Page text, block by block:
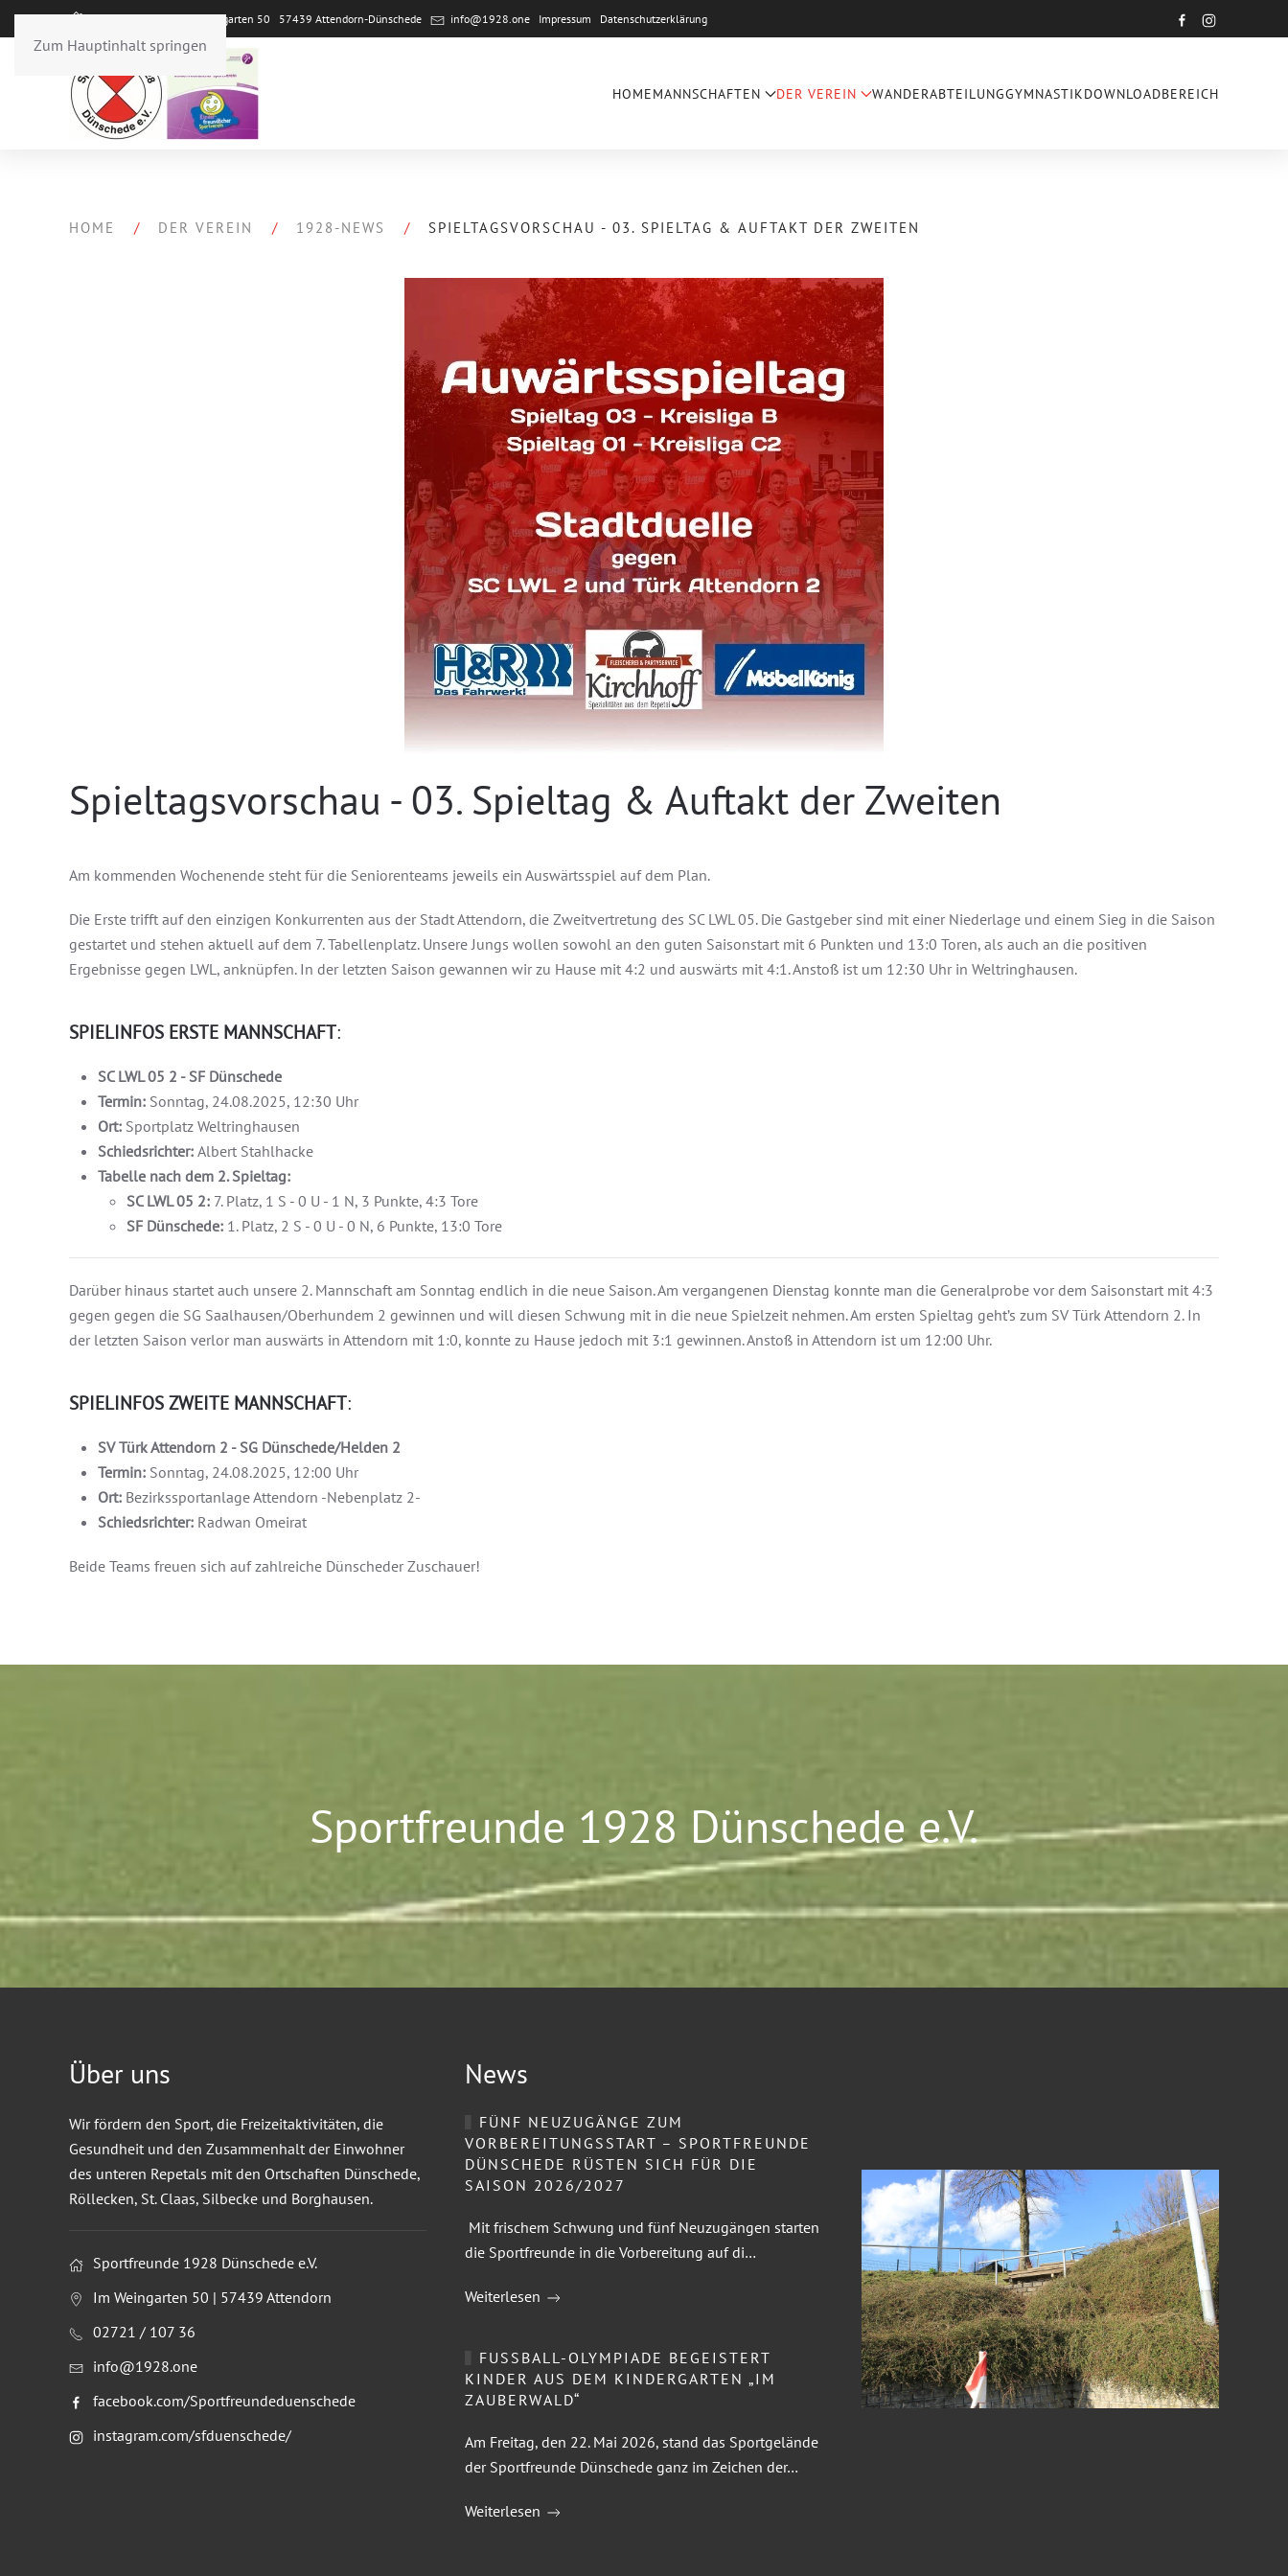
Zum Hauptinhalt springen
Sportpark Repetal Im Weingarten 50 57439 Attendorn-Dünschede info@1928.one Impressum Datenschutzerklärung
HOMEMANNSCHAFTEN DER VEREIN WANDERABTEILUNGGYMNASTIKDOWNLOADBEREICH
HOME DER VEREIN 1928-NEWS SPIELTAGSVORSCHAU - 03. SPIELTAG & AUFTAKT DER ZWEITEN
Spieltagsvorschau - 03. Spieltag & Auftakt der Zweiten
Am kommenden Wochenende steht für die Seniorenteams jeweils ein Auswärtsspiel auf dem Plan.
Die Erste trifft auf den einzigen Konkurrenten aus der Stadt Attendorn, die Zweitvertretung des SC LWL 05. Die Gastgeber sind mit einer Niederlage und einem Sieg in die Saison
gestartet und stehen aktuell auf dem 7. Tabellenplatz. Unsere Jungs wollen sowohl an den guten Saisonstart mit 6 Punkten und 13:0 Toren, als auch an die positiven
Ergebnisse gegen LWL, anknüpfen. In der letzten Saison gewannen wir zu Hause mit 4:2 und auswärts mit 4:1. Anstoß ist um 12:30 Uhr in Weltringhausen.
SPIELINFOS ERSTE MANNSCHAFT:
SC LWL 05 2 - SF Dünschede
Termin: Sonntag, 24.08.2025, 12:30 Uhr
Ort: Sportplatz Weltringhausen
Schiedsrichter: Albert Stahlhacke
Tabelle nach dem 2. Spieltag:
SC LWL 05 2: 7. Platz, 1 S - 0 U - 1 N, 3 Punkte, 4:3 Tore
SF Dünschede: 1. Platz, 2 S - 0 U - 0 N, 6 Punkte, 13:0 Tore
Darüber hinaus startet auch unsere 2. Mannschaft am Sonntag endlich in die neue Saison. Am vergangenen Dienstag konnte man die Generalprobe vor dem Saisonstart mit 4:3
gegen gegen die SG Saalhausen/Oberhundem 2 gewinnen und will diesen Schwung mit in die neue Spielzeit nehmen. Am ersten Spieltag geht’s zum SV Türk Attendorn 2. In
der letzten Saison verlor man auswärts in Attendorn mit 1:0, konnte zu Hause jedoch mit 3:1 gewinnen. Anstoß in Attendorn ist um 12:00 Uhr.
SPIELINFOS ZWEITE MANNSCHAFT:
SV Türk Attendorn 2 - SG Dünschede/Helden 2
Termin: Sonntag, 24.08.2025, 12:00 Uhr
Ort: Bezirkssportanlage Attendorn -Nebenplatz 2-
Schiedsrichter: Radwan Omeirat
Beide Teams freuen sich auf zahlreiche Dünscheder Zuschauer! ‎
Sportfreunde 1928 Dünschede e.V.
Über uns
Wir fördern den Sport, die Freizeitaktivitäten, die
Gesundheit und den Zusammenhalt der Einwohner
des unteren Repetals mit den Ortschaften Dünschede,
Röllecken, St. Claas, Silbecke und Borghausen.
Sportfreunde 1928 Dünschede e.V.
Im Weingarten 50 | 57439 Attendorn
02721 / 107 36
info@1928.one
facebook.com/Sportfreundeduenschede
instagram.com/sfduenschede/
News
FÜNF NEUZUGÄNGE ZUM
VORBEREITUNGSSTART – SPORTFREUNDE
DÜNSCHEDE RÜSTEN SICH FÜR DIE
SAISON 2026/2027
Mit frischem Schwung und fünf Neuzugängen starten
die Sportfreunde in die Vorbereitung auf di…
Weiterlesen
FUSSBALL-OLYMPIADE BEGEISTERT K
INDER AUS DEM KINDERGARTEN „IM Z
AUBERWALD“
Am Freitag, den 22. Mai 2026, stand das Sportgelände
der Sportfreunde Dünschede ganz im Zeichen der…
Weiterlesen